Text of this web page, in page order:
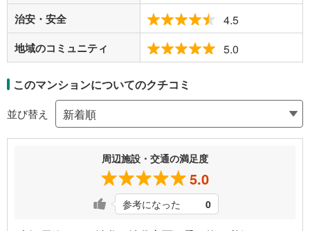
治安・安全 4.5
地域のコミュニティ 5.0
このマンションについてのクチコミ
並び替え
周辺施設・交通の満足度
5.0
参考になった 0